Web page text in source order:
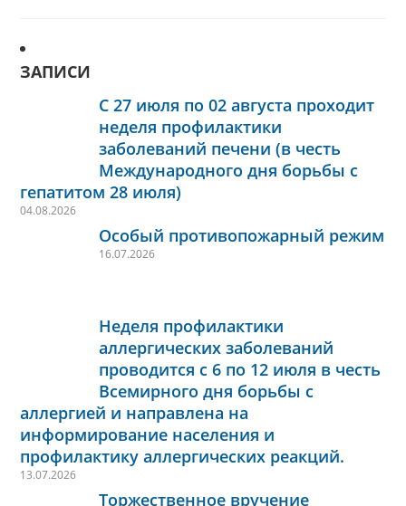
ЗАПИСИ
С 27 июля по 02 августа проходит
неделя профилактики
заболеваний печени (в честь
Международного дня борьбы с
гепатитом 28 июля)
04.08.2026
Особый противопожарный режим
16.07.2026
Неделя профилактики
аллергических заболеваний
проводится с 6 по 12 июля в честь
Всемирного дня борьбы с
аллергией и направлена на
информирование населения и
профилактику аллергических реакций.
13.07.2026
Торжественное вручение